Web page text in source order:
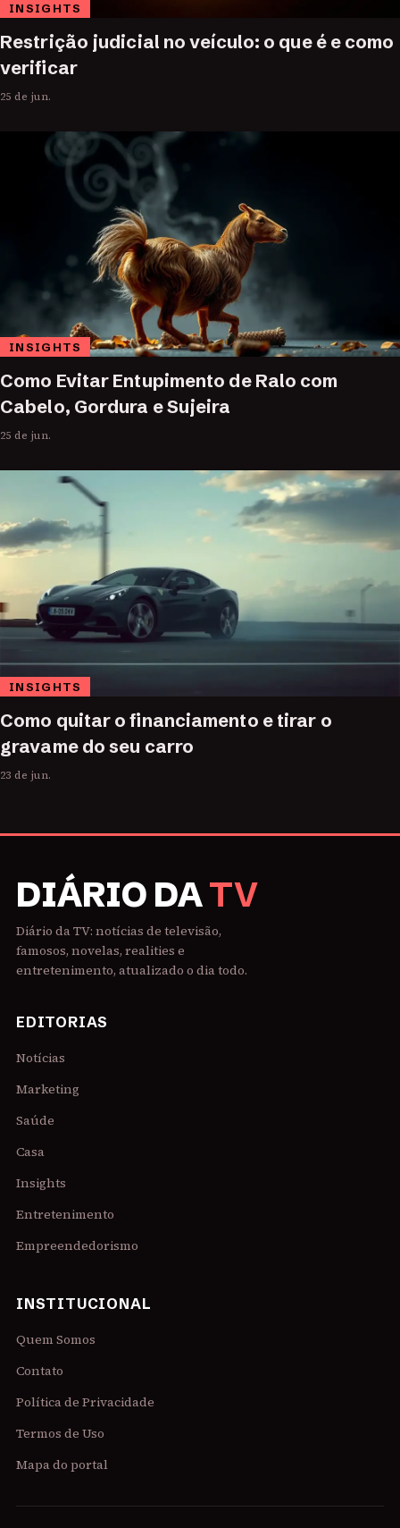
INSIGHTS
Restrição judicial no veículo: o que é e como
verificar
25 de jun.
INSIGHTS
Como Evitar Entupimento de Ralo com
Cabelo, Gordura e Sujeira
25 de jun.
INSIGHTS
Como quitar o financiamento e tirar o
gravame do seu carro
23 de jun.
DIÁRIO DATV
Diário da TV: notícias de televisão,
famosos, novelas, realities e
entretenimento, atualizado o dia todo.
EDITORIAS
Notícias
Marketing
Saúde
Casa
Insights
Entretenimento
Empreendedorismo
INSTITUCIONAL
Quem Somos
Contato
Política de Privacidade
Termos de Uso
Mapa do portal